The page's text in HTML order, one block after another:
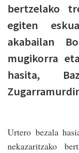
bertzelako
egiten
akabailan
mugikorra
hasita,
Urtero bezala
nekazaritzako